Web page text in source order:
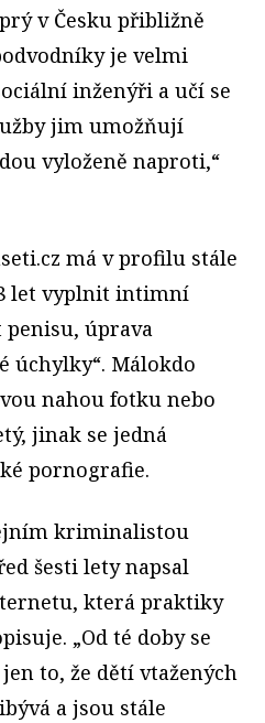
v Česku přibližně
je velmi
inženýři a učí se
jim umožňují
vyloženě naproti,“
má v profilu stále
let vyplnit intimní
úprava
úchylky“. Málokdo
nahou fotku nebo
jinak se jedná
pornografie.
kriminalistou
šesti lety napsal
která praktiky
„Od té doby se
to, že dětí vtažených
a jsou stále